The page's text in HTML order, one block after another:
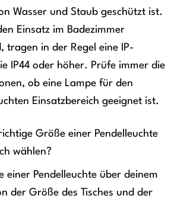
Wasser und Staub geschützt ist.
Einsatz im Badezimmer
tragen in der Regel eine IP-
IP44 oder höher. Prüfe immer die
ob eine Lampe für den
Einsatzbereich geeignet ist.
Größe einer Pendelleuchte
wählen?
einer Pendelleuchte über deinem
der Größe des Tisches und der